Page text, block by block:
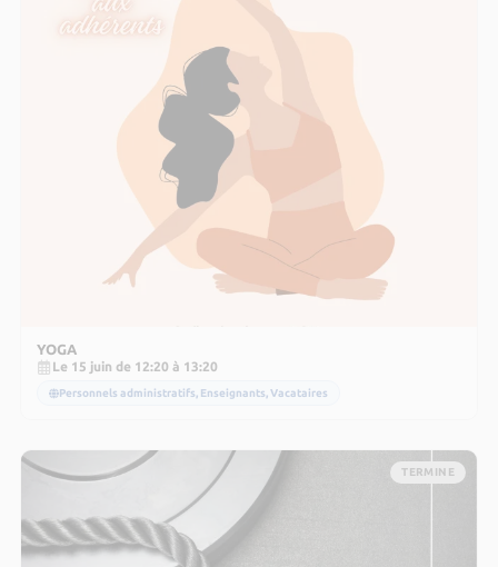
YOGA
Le 15 juin de 12:20 à 13:20
Personnels administratifs, Enseignants, Vacataires
TERMINE